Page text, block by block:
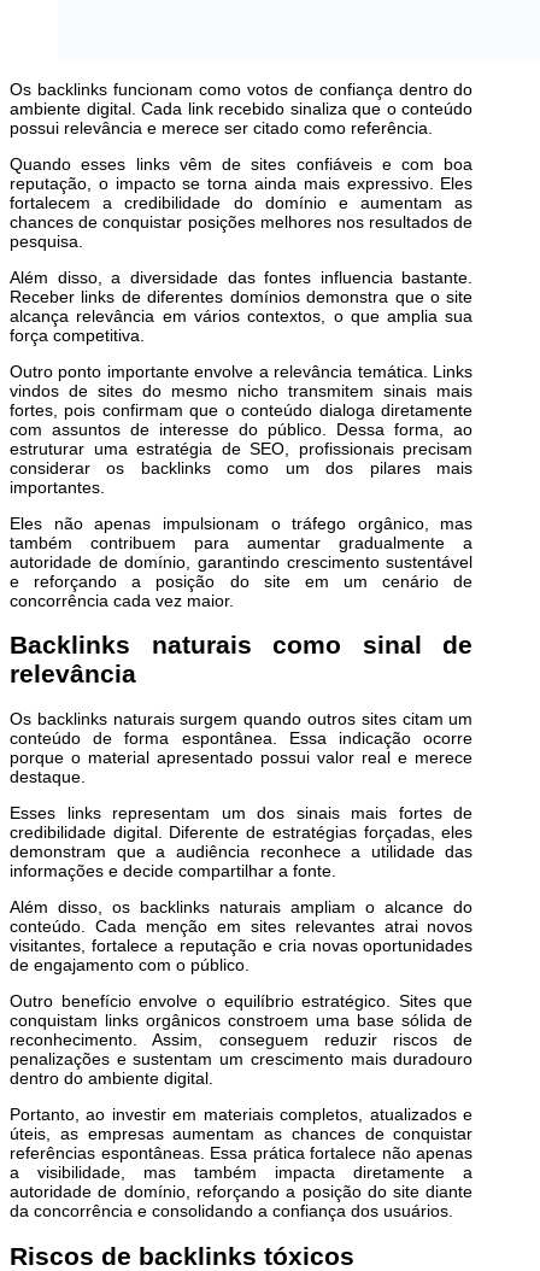
Os backlinks funcionam como votos de confiança dentro do
ambiente digital. Cada link recebido sinaliza que o conteúdo
possui relevância e merece ser citado como referência.
Quando esses links vêm de sites confiáveis e com boa
reputação, o impacto se torna ainda mais expressivo. Eles
fortalecem a credibilidade do domínio e aumentam as
chances de conquistar posições melhores nos resultados de
pesquisa.
Além disso, a diversidade das fontes influencia bastante.
Receber links de diferentes domínios demonstra que o site
alcança relevância em vários contextos, o que amplia sua
força competitiva.
Outro ponto importante envolve a relevância temática. Links
vindos de sites do mesmo nicho transmitem sinais mais
fortes, pois confirmam que o conteúdo dialoga diretamente
com assuntos de interesse do público. Dessa forma, ao
estruturar uma estratégia de SEO, profissionais precisam
considerar os backlinks como um dos pilares mais
importantes.
Eles não apenas impulsionam o tráfego orgânico, mas
também contribuem para aumentar gradualmente a
autoridade de domínio, garantindo crescimento sustentável
e reforçando a posição do site em um cenário de
concorrência cada vez maior.
Backlinks naturais como sinal de
relevância
Os backlinks naturais surgem quando outros sites citam um
conteúdo de forma espontânea. Essa indicação ocorre
porque o material apresentado possui valor real e merece
destaque.
Esses links representam um dos sinais mais fortes de
credibilidade digital. Diferente de estratégias forçadas, eles
demonstram que a audiência reconhece a utilidade das
informações e decide compartilhar a fonte.
Além disso, os backlinks naturais ampliam o alcance do
conteúdo. Cada menção em sites relevantes atrai novos
visitantes, fortalece a reputação e cria novas oportunidades
de engajamento com o público.
Outro benefício envolve o equilíbrio estratégico. Sites que
conquistam links orgânicos constroem uma base sólida de
reconhecimento. Assim, conseguem reduzir riscos de
penalizações e sustentam um crescimento mais duradouro
dentro do ambiente digital.
Portanto, ao investir em materiais completos, atualizados e
úteis, as empresas aumentam as chances de conquistar
referências espontâneas. Essa prática fortalece não apenas
a visibilidade, mas também impacta diretamente a
autoridade de domínio, reforçando a posição do site diante
da concorrência e consolidando a confiança dos usuários.
Riscos de backlinks tóxicos